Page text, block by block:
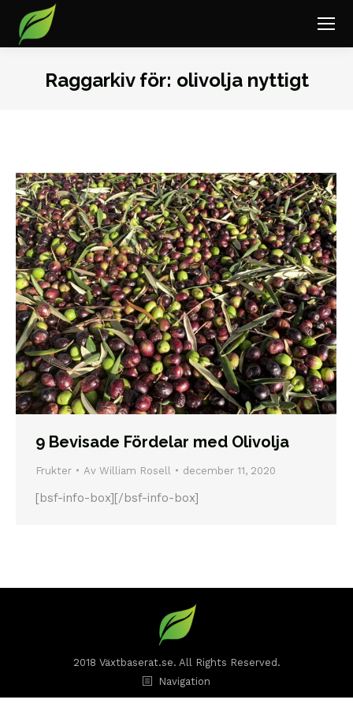
Raggarkiv för: olivolja nyttigt
9 Bevisade Fördelar med Olivolja
Frukter Av William Rosell december 11, 2020
[bsf-info-box][/bsf-info-box]
2018 Växtbaserat.se. All Rights Reserved.
Navigation